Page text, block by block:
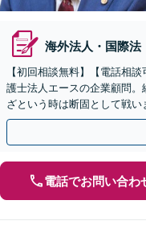
海外法人・国際法
【初回相談無料】【電話相
護士法人エースの企業顧問
ざという時は断固として戦
に行い、信頼関係を構築し
電話でお問い合わ